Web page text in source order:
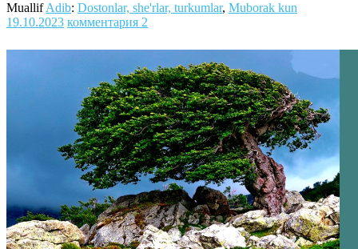
MuallifAdib: Dostonlar, she'rlar, turkumlar, Muborak kun
19.10.2023 комментария 2